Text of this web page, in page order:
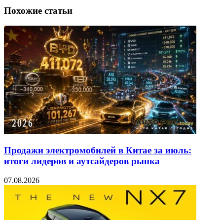
Похожие статьи
Продажи электромобилей в Китае за июль:
итоги лидеров и аутсайдеров рынка
07.08.2026